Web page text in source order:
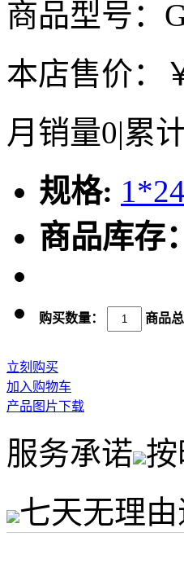
商品型号：
本店售价：
月销量0|累
规格:
商品库存：
购买数量： 商品总
立刻购买
加入购物车
产品图片下载
服务承诺
七天无理